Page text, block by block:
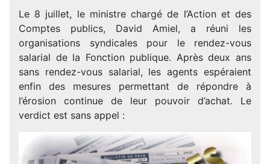
Le 8 juillet, le ministre chargé de l’Action et des
Comptes publics, David Amiel, a réuni les
organisations syndicales pour le rendez-vous
salarial de la Fonction publique. Après deux ans
sans rendez-vous salarial, les agents espéraient
enfin des mesures permettant de répondre à
l’érosion continue de leur pouvoir d’achat. Le
verdict est sans appel :